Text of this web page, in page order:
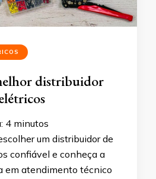
distribuidor
4 minutos
um distribuidor de
confiável e conheça a
em atendimento técnico